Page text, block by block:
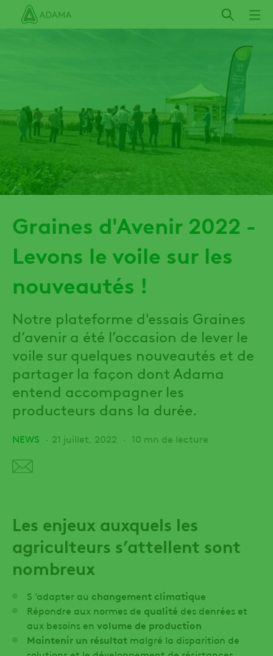
Graines d'Avenir 2022 -
Levons le voile sur les
nouveautés !
Notre plateforme d'essais Graines
d’avenir a été l’occasion de lever le
voile sur quelques nouveautés et de
partager la façon dont Adama
entend accompagner les
producteurs dans la durée.
NEWS 21 juillet, 2022 10 mn de lecture
Les enjeux auxquels les
agriculteurs s’attellent sont
nombreux
S ’adapter au changement climatique
Répondre aux normes de qualité des denrées et
aux besoins en volume de production
Maintenir un résultat malgré la disparition de